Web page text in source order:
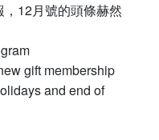
12月號的頭條赫然
gift membership
and end of